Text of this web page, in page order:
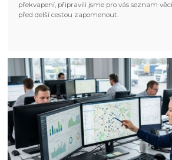
překvapení, připravili jsme pro vás seznam
před delší cestou zapomenout.